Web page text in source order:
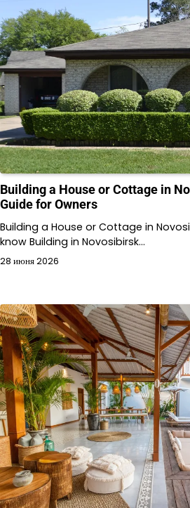
Building a House or Cottage in
Guide for Owners
Building a House or Cottage in
know Building in Novosibirsk…
28 июня 2026